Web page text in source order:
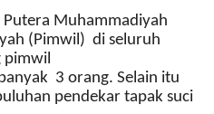
Putera Muhammadiyah
(Pimwil) di seluruh
pimwil
3 orang. Selain itu
pendekar tapak suci